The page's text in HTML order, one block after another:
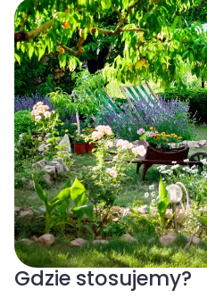
Gdzie stosujemy?